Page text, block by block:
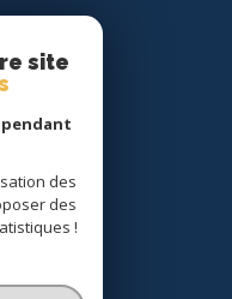
site
pendant
des
des
!